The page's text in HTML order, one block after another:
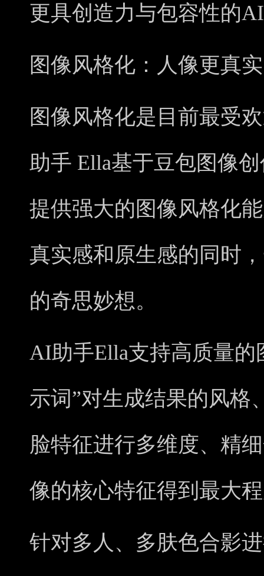
更具创造力与包容性的
图像风格化：人像更真
图像风格化是目前最受
助手 Ella基于豆包图像创
提供强大的图像风格化
真实感和原生感的同时
的奇思妙想。
AI助手Ella支持高质量的
示词”对生成结果的风格
脸特征进行多维度、精
像的核心特征得到最大
针对多人、多肤色合影